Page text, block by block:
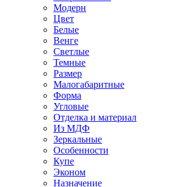
Модерн
Цвет
Белые
Венге
Светлые
Темные
Размер
Малогабаритные
Форма
Угловые
Отделка и материал
Из МДФ
Зеркальные
Особенности
Купе
Эконом
Назначение